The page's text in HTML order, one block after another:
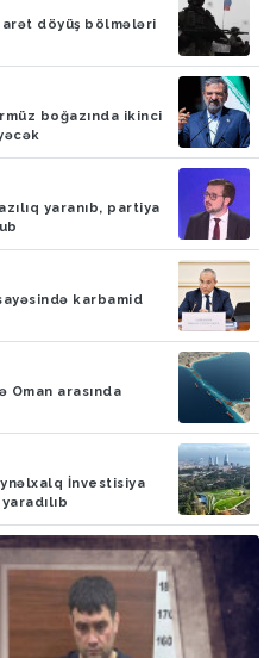
döyüş bölmələri
boğazında ikinci
yaranıb, partiya
karbamid
Oman arasında
İnvestisiya